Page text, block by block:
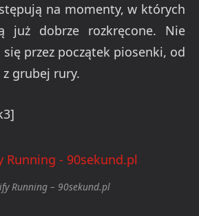
na momenty, w których
już dobrze rozkręcone. Nie
przez początek piosenki, od
grubej rury.
Running – 90sekund.pl